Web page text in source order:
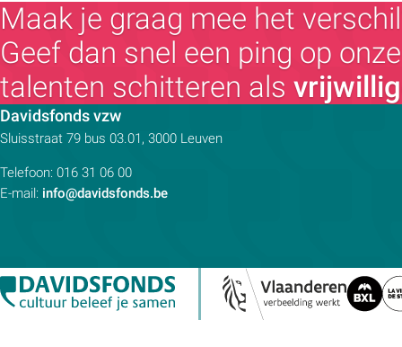
Maak je graag mee het
Geef dan snel een ping op
talenten schitteren als
Davidsfonds vzwContactpersoon:
Adres:
Sluisstraat 79 bus 03.01, 3000 Leuven
Telefoon: 016 31 06 00
E-mail: info@davidsfonds.be